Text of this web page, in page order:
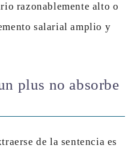
razonablemente alto o
salarial amplio y
plus no absorbe
de la sentencia es